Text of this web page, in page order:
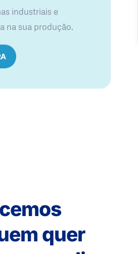
industriais e
na sua produção.
quer